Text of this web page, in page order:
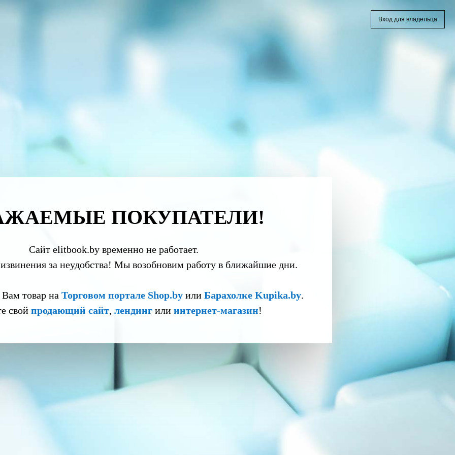
ПОКУПАТЕЛИ!
Сайт elitbook.by временно не работает.
за неудобства! Мы возобновим работу в ближайшие дни.
товар на Торговом портале Shop.byили Барахолке Kupika.by.
свой продающий сайт, лендингили интернет-магазин!
Вход для владельца